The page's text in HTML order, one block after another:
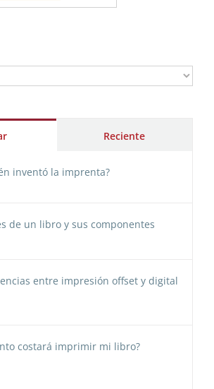
Reciente
inventó la imprenta?
de un libro y sus componentes
entre impresión offset y digital
costará imprimir mi libro?